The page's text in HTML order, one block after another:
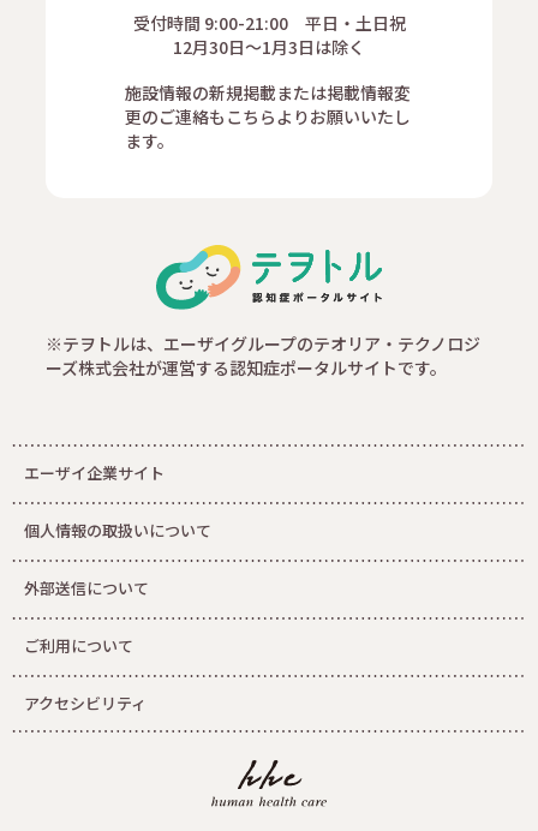
受付時間 9:00-21:00 平日・土日祝
12月30日～1月3日は除く
施設情報の新規掲載または掲載情報変
更のご連絡もこちらよりお願いいたし
ます。
※テヲトルは、エーザイグループのテオリア・テクノロジ
ーズ株式会社が運営する認知症ポータルサイトです。
エーザイ企業サイト
個人情報の取扱いについて
外部送信について
ご利用について
アクセシビリティ